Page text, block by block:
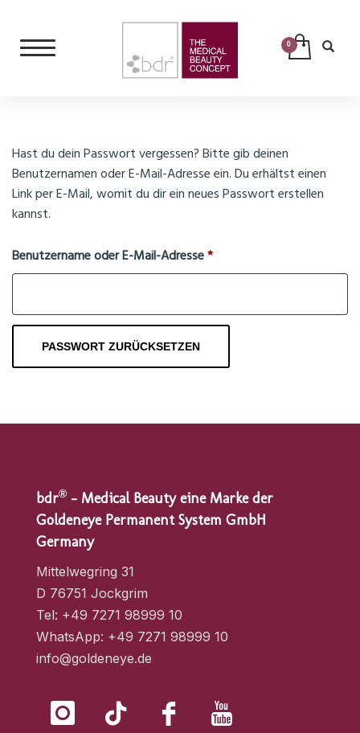
Hast du dein Passwort vergessen? Bitte gib deinen
Benutzernamen oder E-Mail-Adresse ein. Du erhältst einen
Link per E-Mail, womit du dir ein neues Passwort erstellen
kannst.
Benutzername oder E-Mail-Adresse*Erforderlich
PASSWORT ZURÜCKSETZEN
bdr® – Medical Beauty eine Marke der
Goldeneye Permanent System GmbH
Germany
Mittelwegring 31
D 76751 Jockgrim
Tel: +49 7271 98999 10
WhatsApp: +49 7271 98999 10
info@goldeneye.de